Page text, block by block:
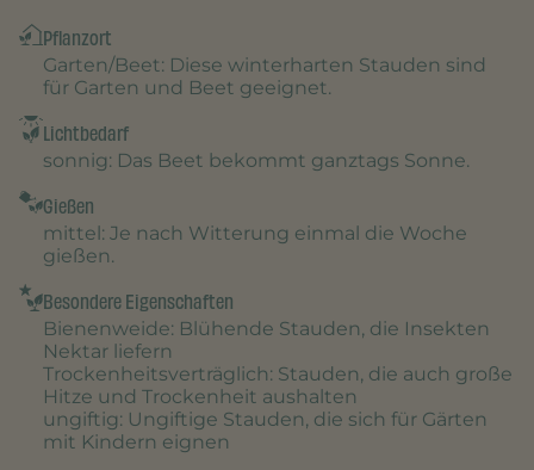
Pflanzort
Garten/Beet: Diese winterharten Stauden sind
für Garten und Beet geeignet.
Lichtbedarf
sonnig: Das Beet bekommt ganztags Sonne.
Gießen
mittel: Je nach Witterung einmal die Woche
gießen.
Besondere Eigenschaften
Bienenweide: Blühende Stauden, die Insekten
Nektar liefern
Trockenheitsverträglich: Stauden, die auch große
Hitze und Trockenheit aushalten
ungiftig: Ungiftige Stauden, die sich für Gärten
mit Kindern eignen